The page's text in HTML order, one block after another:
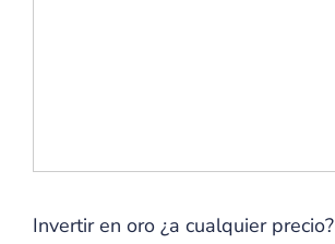
Invertir en oro ¿a cualquier precio?